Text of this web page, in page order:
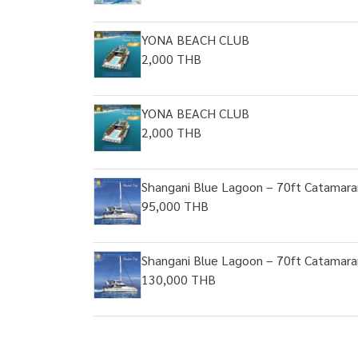
YONA BEACH CLUB
2,000 THB
YONA BEACH CLUB
2,000 THB
Shangani Blue Lagoon – 70ft
95,000 THB
Shangani Blue Lagoon – 70ft
130,000 THB